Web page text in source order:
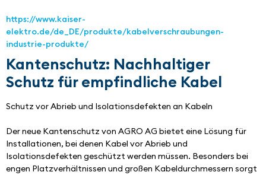
https://www.kaiser-
elektro.de/de_DE/produkte/kabelverschraubungen-
industrie-produkte/
Kantenschutz: Nachhaltiger
Schutz für empfindliche Kabel
Schutz vor Abrieb und Isolationsdefekten an Kabeln
Der neue Kantenschutz von AGRO AG bietet eine Lösung für
Installationen, bei denen Kabel vor Abrieb und
Isolationsdefekten geschützt werden müssen. Besonders bei
engen Platzverhältnissen und großen Kabeldurchmessern sorgt